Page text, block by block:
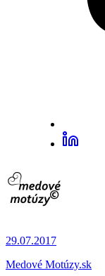
29.07.2017
Medové Motúzy.sk